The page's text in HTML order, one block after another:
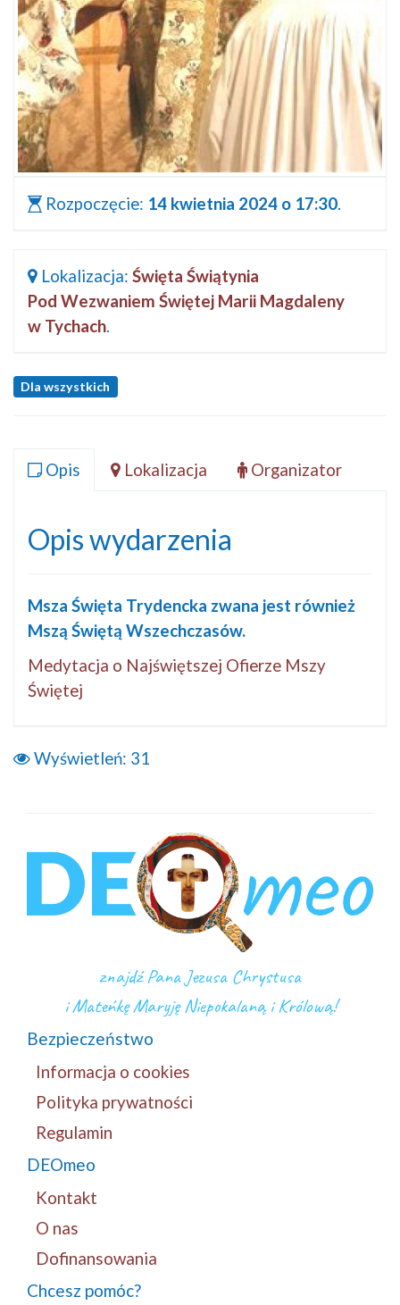
Rozpoczęcie: 14 kwietnia 2024 o 17:30.
Lokalizacja: Święta Świątynia
Pod Wezwaniem Świętej Marii Magdaleny
w Tychach.
Dla wszystkich
Opis Lokalizacja Organizator
Opis wydarzenia
Msza Święta Trydencka zwana jest również
Mszą Świętą Wszechczasów.
Medytacja o Najświętszej Ofierze Mszy
Świętej
Wyświetleń: 31
znajdź Pana Jezusa Chrystusa
i Mateńkę Maryję Niepokalaną i Królową!
Bezpieczeństwo
Informacja o cookies
Polityka prywatności
Regulamin
DEOmeo
Kontakt
O nas
Dofinansowania
Chcesz pomóc?